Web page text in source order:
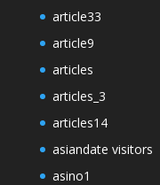
article33
article9
articles
articles_3
articles14
asiandate visitors
asino1